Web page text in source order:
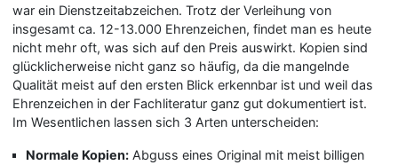
war ein Dienstzeitabzeichen. Trotz der Verleihung von
insgesamt ca. 12-13.000 Ehrenzeichen, findet man es heute
nicht mehr oft, was sich auf den Preis auswirkt. Kopien sind
glücklicherweise nicht ganz so häufig, da die mangelnde
Qualität meist auf den ersten Blick erkennbar ist und weil das
Ehrenzeichen in der Fachliteratur ganz gut dokumentiert ist.
Im Wesentlichen lassen sich 3 Arten unterscheiden:
Normale Kopien: Abguss eines Original mit meist billigen